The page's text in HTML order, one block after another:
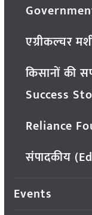
एग्रीकल्चर
किसानों की
Success
Reliance
संपादकीय
Events